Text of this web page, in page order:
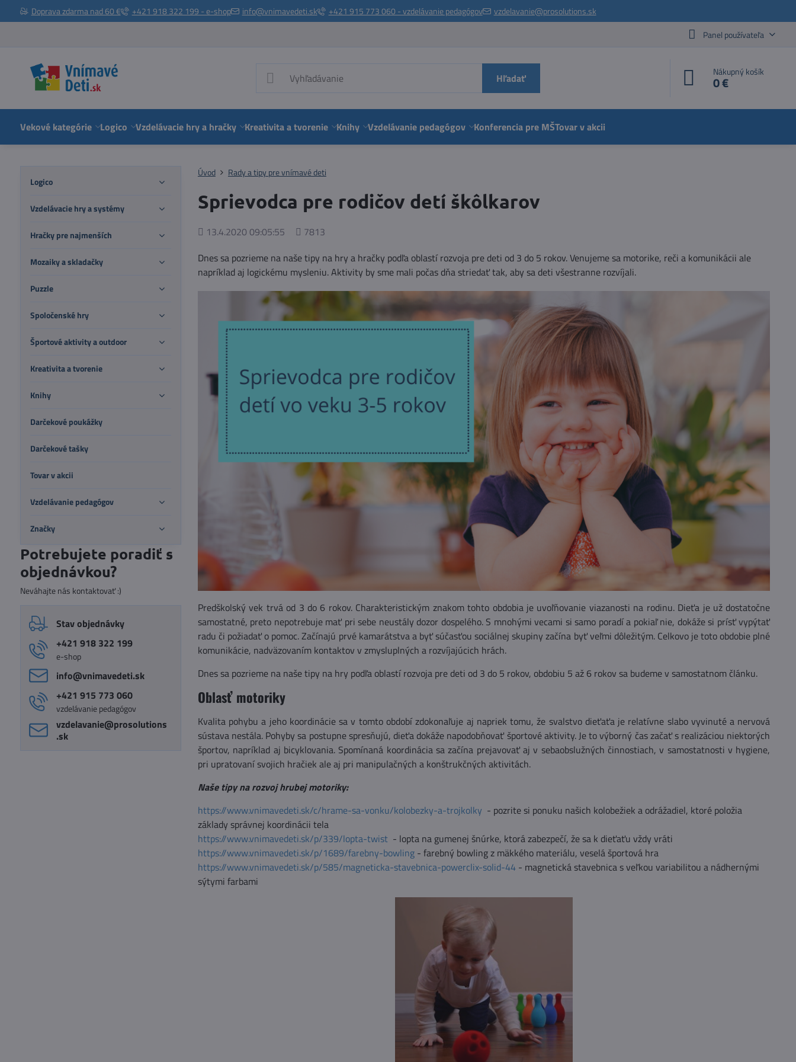
Doprava zdarma nad 60 € +421 918 322 199 - e-shop info@vnimavedeti.sk +421 915 773 060 - vzdelávanie pedagógov
vzdelavanie@prosolutions.sk
Panel používateľa
Hľadať Nákupný košík
0 €
Vekové kategórie Logico Vzdelávacie hry a hračky Kreativita a tvorenie Knihy Vzdelávanie pedagógov Konferencia pre MŠTovar v akcii
Úvod Rady a tipy pre vnímavé deti
Sprievodca pre rodičov detí škôlkarov
Pridané
13.4.2020 09:05:55
Počet
7813
Dnes sa pozrieme na naše tipy na hry a hračky podľa oblastí rozvoja pre deti od 3 do 5 rokov. Venujeme sa motorike, reči a komunikácii ale
napríklad aj logickému mysleniu. Aktivity by sme mali počas dňa striedať tak, aby sa deti všestranne rozvíjali.
Predškolský vek trvá od 3 do 6 rokov. Charakteristickým znakom tohto obdobia je uvoľňovanie viazanosti na rodinu. Dieťa je už dostatočne
samostatné, preto nepotrebuje mať pri sebe neustály dozor dospelého. S mnohými vecami si samo poradí a pokiaľ nie, dokáže si prísť vypýtať
radu či požiadať o pomoc. Začínajú prvé kamarátstva a byť súčasťou sociálnej skupiny začína byť veľmi dôležitým. Celkovo je toto obdobie plné
komunikácie, nadväzovaním kontaktov v zmysluplných a rozvíjajúcich hrách.
Dnes sa pozrieme na naše tipy na hry podľa oblastí rozvoja pre deti od 3 do 5 rokov, obdobiu 5 až 6 rokov sa budeme v samostatnom článku.
Oblasť motoriky
Kvalita pohybu a jeho koordinácie sa v tomto období zdokonaľuje aj napriek tomu, že svalstvo dieťaťa je relatívne slabo vyvinuté a nervová
sústava nestála. Pohyby sa postupne spresňujú, dieťa dokáže napodobňovať športové aktivity. Je to výborný čas začať s realizáciou niektorých
športov, napríklad aj bicyklovania. Spomínaná koordinácia sa začína prejavovať aj v sebaobslužných činnostiach, v samostatnosti v hygiene,
pri upratovaní svojich hračiek ale aj pri manipulačných a konštrukčných aktivitách.
Naše tipy na rozvoj hrubej motoriky:
https://www.vnimavedeti.sk/c/hrame-sa-vonku/kolobezky-a-trojkolky - pozrite si ponuku našich kolobežiek a odrážadiel, ktoré položia
základy správnej koordinácii tela
https://www.vnimavedeti.sk/p/339/lopta-twist - lopta na gumenej šnúrke, ktorá zabezpečí, že sa k dieťaťu vždy vráti
https://www.vnimavedeti.sk/p/1689/farebny-bowling- farebný bowling z mäkkého materiálu, veselá športová hra
https://www.vnimavedeti.sk/p/585/magneticka-stavebnica-powerclix-solid-44- magnetická stavebnica s veľkou variabilitou a nádhernými
sýtymi farbami
Logico
Vzdelávacie hry a systémy
Hračky pre najmenších
Mozaiky a skladačky
Puzzle
Spoločenské hry
Športové aktivity a outdoor
Kreativita a tvorenie
Knihy
Darčekové poukážky
Darčekové tašky
Tovar v akcii
Vzdelávanie pedagógov
Značky
Potrebujete poradiť s
objednávkou?
Neváhajte nás kontaktovať :)
Stav objednávky
+421 918 322 199
e-shop
info​@vnimavedeti​.sk
+421 915 773 060
vzdelávanie pedagógov
vzdelavanie​@prosolutions​
.sk